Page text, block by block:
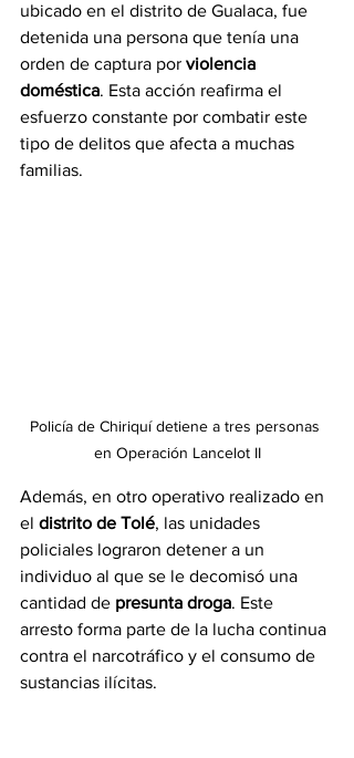
ubicado en el distrito de Gualaca, fue
detenida una persona que tenía una
orden de captura por violencia
doméstica. Esta acción reafirma el
esfuerzo constante por combatir este
tipo de delitos que afecta a muchas
familias.
Policía de Chiriquí detiene a tres personas
en Operación Lancelot II
Además, en otro operativo realizado en
el distrito de Tolé, las unidades
policiales lograron detener a un
individuo al que se le decomisó una
cantidad de presunta droga. Este
arresto forma parte de la lucha continua
contra el narcotráfico y el consumo de
sustancias ilícitas.